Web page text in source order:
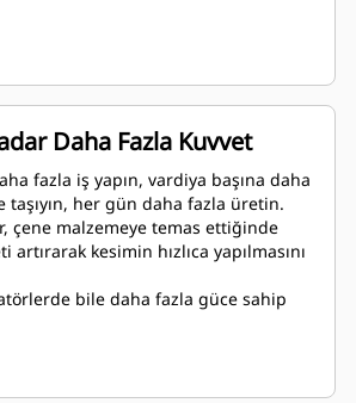
uygulanır.
Daha Fazla Kuvvet
fazla iş yapın, vardiya başına daha
taşıyın, her gün daha fazla üretin.
çene malzemeye temas ettiğinde
artırarak kesimin hızlıca yapılmasını
bile daha fazla güce sahip
yıkım çözümüyle birlikte maksimum
tam destek elde edin. Çoklu İşlemci